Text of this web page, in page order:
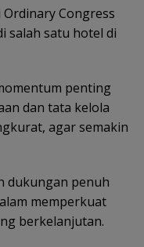
Ordinary Congress
salah satu hotel di
penting
dan tata kelola
agar semakin
dukungan penuh
memperkuat
berkelanjutan.